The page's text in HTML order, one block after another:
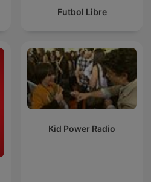
Futbol Libre
Kid Power Radio